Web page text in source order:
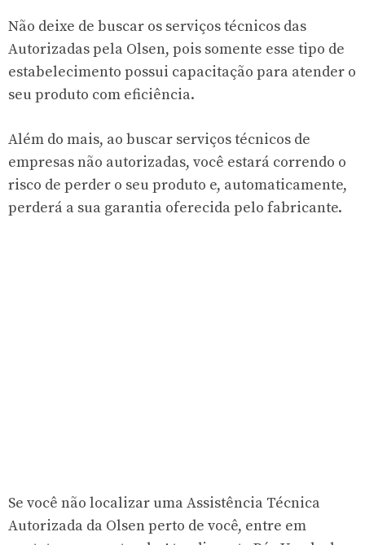
Não deixe de buscar os serviços técnicos das
Autorizadas pela Olsen, pois somente esse tipo de
estabelecimento possui capacitação para atender o
seu produto com eficiência.
Além do mais, ao buscar serviços técnicos de
empresas não autorizadas, você estará correndo o
risco de perder o seu produto e, automaticamente,
perderá a sua garantia oferecida pelo fabricante.
Se você não localizar uma Assistência Técnica
Autorizada da Olsen perto de você, entre em